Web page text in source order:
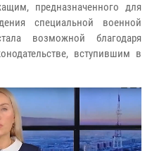
предназначенного для
специальной военной
возможной благодаря
вступившим в